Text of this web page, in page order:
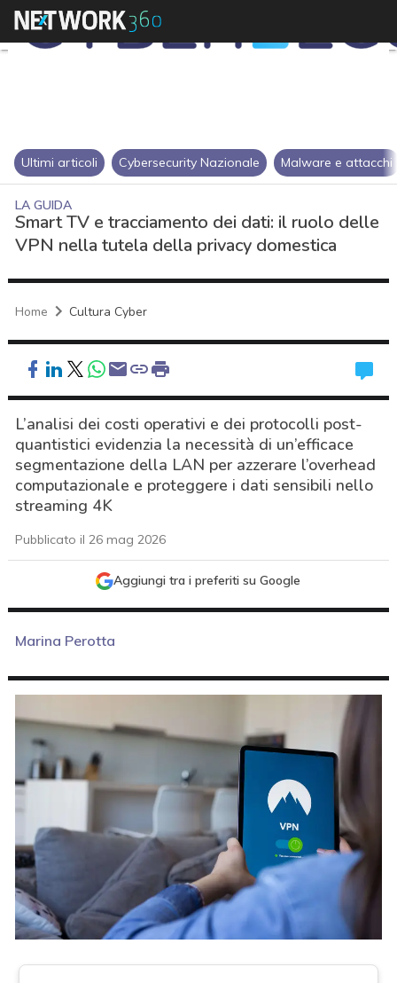
Ultimi articoli Cybersecurity Nazionale Malware e attacchi
LA GUIDA
Smart TV e tracciamento dei dati: il ruolo delle
VPN nella tutela della privacy domestica
Home Cultura Cyber
L’analisi dei costi operativi e dei protocolli post-
quantistici evidenzia la necessità di un’efficace
segmentazione della LAN per azzerare l’overhead
computazionale e proteggere i dati sensibili nello
streaming 4K
Pubblicato il 26 mag 2026
Aggiungi tra i preferiti su Google
Marina Perotta